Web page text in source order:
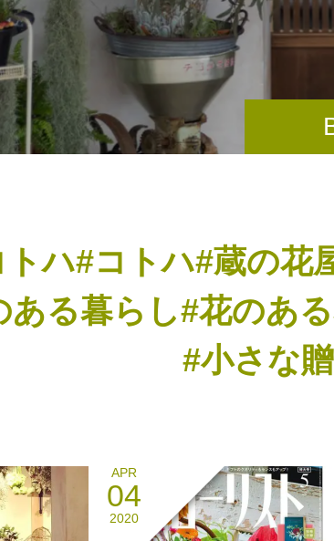
ハ#コトハ#蔵の花
ある暮らし#花のあ
#小さな
APR
04
2020